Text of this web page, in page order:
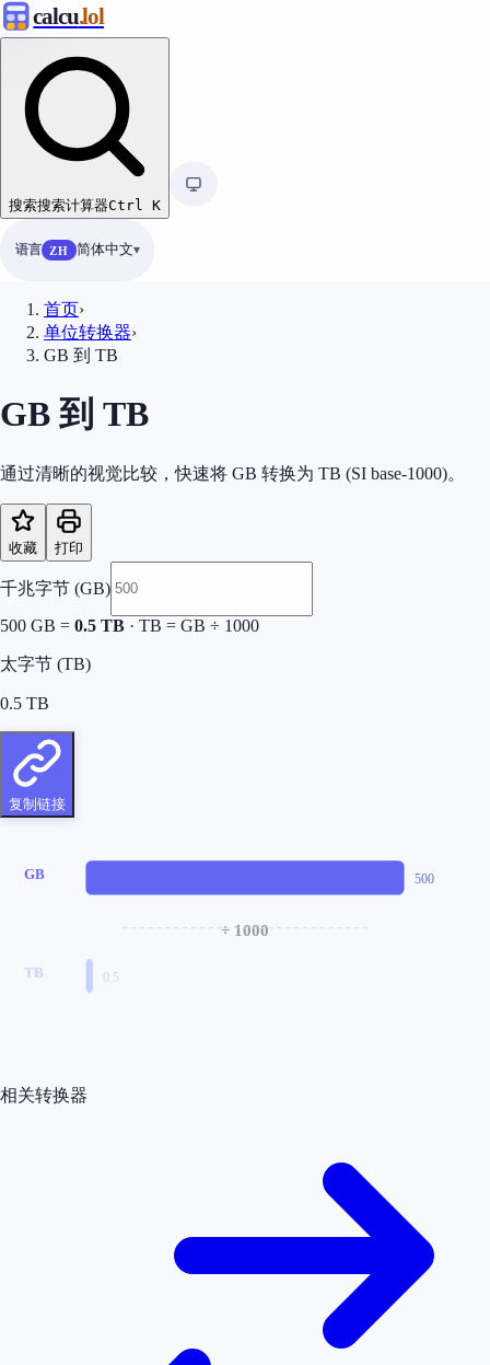
calcu.lol
搜索搜索计算器Ctrl K
语言 ZH 简体中文
首页›
单位转换器›
GB 到 TB
GB 到 TB
通过清晰的视觉比较，快速将 GB 转换为 TB (SI base-1000)。
收藏 打印
千兆字节 (GB)
500 GB = 0.5 TB · TB = GB ÷ 1000
太字节 (TB)
0.5 TB
复制链接
GB 500
÷ 1000
TB 0.5
相关转换器